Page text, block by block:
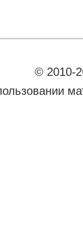
© 2010-